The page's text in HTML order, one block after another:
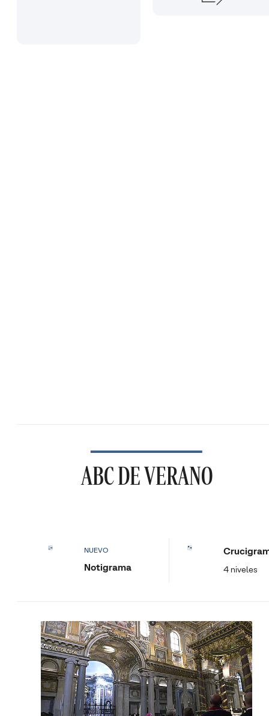
ABC DE VERANO
NUEVO
Notigrama 4 niveles